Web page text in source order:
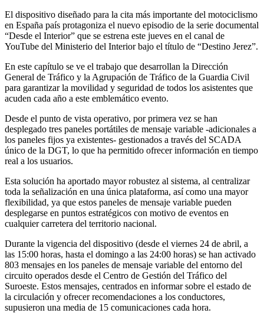
El dispositivo diseñado para la cita más importante del motociclismo
en España país protagoniza el nuevo episodio de la serie documental
“Desde el Interior” que se estrena este jueves en el canal de
YouTube del Ministerio del Interior bajo el título de “Destino Jerez”.
En este capítulo se ve el trabajo que desarrollan la Dirección
General de Tráfico y la Agrupación de Tráfico de la Guardia Civil
para garantizar la movilidad y seguridad de todos los asistentes que
acuden cada año a este emblemático evento.
Desde el punto de vista operativo, por primera vez se han
desplegado tres paneles portátiles de mensaje variable -adicionales a
los paneles fijos ya existentes- gestionados a través del SCADA
único de la DGT, lo que ha permitido ofrecer información en tiempo
real a los usuarios.
Esta solución ha aportado mayor robustez al sistema, al centralizar
toda la señalización en una única plataforma, así como una mayor
flexibilidad, ya que estos paneles de mensaje variable pueden
desplegarse en puntos estratégicos con motivo de eventos en
cualquier carretera del territorio nacional.
Durante la vigencia del dispositivo (desde el viernes 24 de abril, a
las 15:00 horas, hasta el domingo a las 24:00 horas) se han activado
803 mensajes en los paneles de mensaje variable del entorno del
circuito operados desde el Centro de Gestión del Tráfico del
Suroeste. Estos mensajes, centrados en informar sobre el estado de
la circulación y ofrecer recomendaciones a los conductores,
supusieron una media de 15 comunicaciones cada hora.